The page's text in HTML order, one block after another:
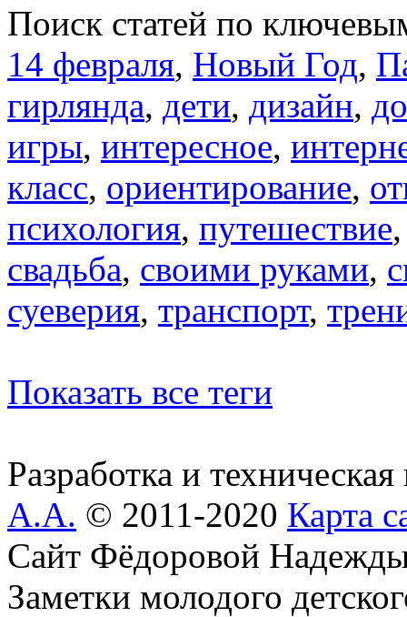
Поиск статей по
14 февраля, Новый Год,
гирлянда, дети, дизайн,
игры, интересное,
класс, ориентирование,
психология, путешествие
свадьба, своими руками,
суеверия, транспорт,
Показать все теги
Разработка и
А.А. © 2011-2020 Карта
Сайт Фёдоровой
Заметки молодого